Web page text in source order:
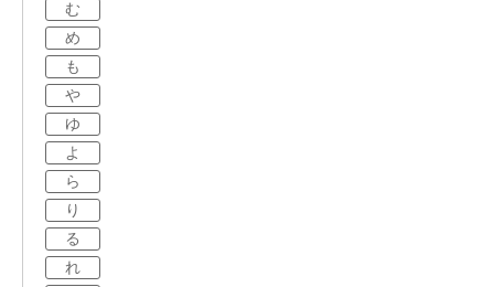
む
め
も
や
ゆ
よ
ら
り
る
れ